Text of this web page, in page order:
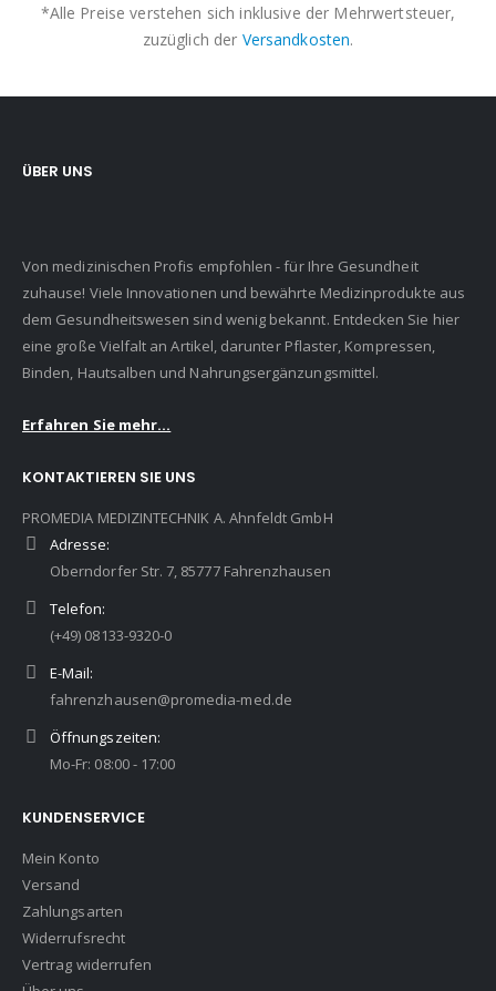
*Alle Preise verstehen sich inklusive der Mehrwertsteuer,
zuzüglich der Versandkosten.
ÜBER UNS
Von medizinischen Profis empfohlen - für Ihre Gesundheit
zuhause! Viele Innovationen und bewährte Medizinprodukte aus
dem Gesundheitswesen sind wenig bekannt. Entdecken Sie hier
eine große Vielfalt an Artikel, darunter Pflaster, Kompressen,
Binden, Hautsalben und Nahrungsergänzungsmittel.
Erfahren Sie mehr...
KONTAKTIEREN SIE UNS
PROMEDIA MEDIZINTECHNIK A. Ahnfeldt GmbH
Adresse:
Oberndorfer Str. 7, 85777 Fahrenzhausen
Telefon:
(+49) 08133-9320-0
E-Mail:
fahrenzhausen@promedia-med.de
Öffnungszeiten:
Mo-Fr: 08:00 - 17:00
KUNDENSERVICE
Mein Konto
Versand
Zahlungsarten
Widerrufsrecht
Vertrag widerrufen